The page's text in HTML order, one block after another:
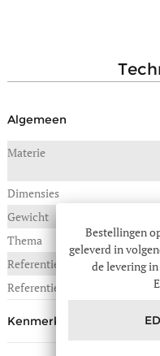
Algemeen
Materie
Dimensies
Gewicht
Thema
Referentie :
Referentie fabrikant
Kenmerken buitenkant
Bestellingen
geleverd in
de levering